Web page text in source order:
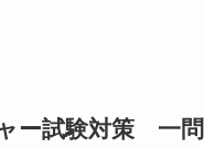
ー試験対策 一